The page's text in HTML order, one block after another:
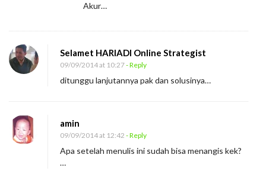
)
Akur…
Selamet HARIADI Online Strategist
09/09/2014 at 10:27- Reply
ditunggu lanjutannya pak dan solusinya…
amin
09/09/2014 at 12:42 - Reply
Apa setelah menulis ini sudah bisa menangis kek?
…